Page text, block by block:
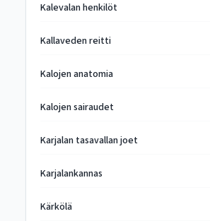
Kalevalan henkilöt
Kallaveden reitti
Kalojen anatomia
Kalojen sairaudet
Karjalan tasavallan joet
Karjalankannas
Kärkölä